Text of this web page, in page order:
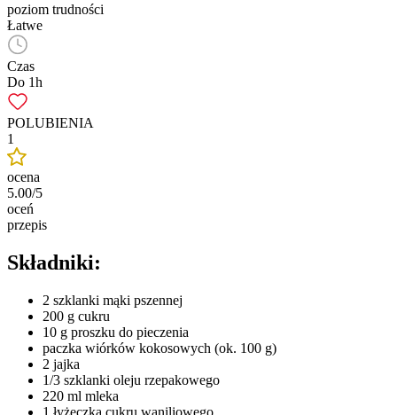
poziom trudności
Łatwe
Czas
Do 1h
POLUBIENIA
1
ocena
5.00/5
oceń
przepis
Składniki:
2 szklanki mąki pszennej
200 g cukru
10 g proszku do pieczenia
paczka wiórków kokosowych (ok. 100 g)
2 jajka
1/3 szklanki oleju rzepakowego
220 ml mleka
1 łyżeczka cukru waniliowego